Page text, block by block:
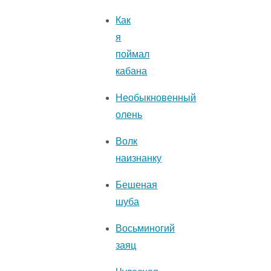
Как
я
поймал
кабана
Необыкновенный
олень
Волк
наизнанку
Бешеная
шуба
Восьминогий
заяц